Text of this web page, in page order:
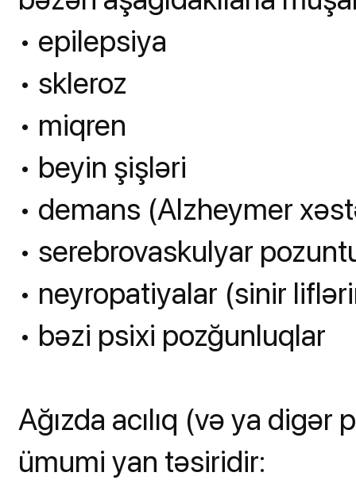
• epilepsiya
• skleroz
• miqren
• beyin şişləri
• demans (Alzheymer
• serebrovaskulyar
• neyropatiyalar (sinir
• bəzi psixi pozğunluqlar
Ağızda acılıq (və ya
ümumi yan təsiridir: